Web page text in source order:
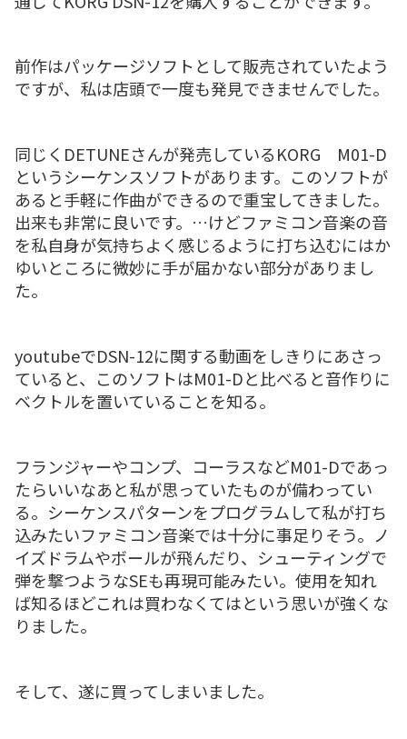
前作はパッケージソフトとして販売されていたよう
ですが、私は店頭で一度も発見できませんでした。
同じくDETUNEさんが発売しているKORG M01-D
というシーケンスソフトがあります。このソフトが
あると手軽に作曲ができるので重宝してきました。
出来も非常に良いです。…けどファミコン音楽の音
を私自身が気持ちよく感じるように打ち込むにはか
ゆいところに微妙に手が届かない部分がありまし
た。
youtubeでDSN-12に関する動画をしきりにあさっ
ていると、このソフトはM01-Dと比べると音作りに
ベクトルを置いていることを知る。
フランジャーやコンプ、コーラスなどM01-Dであっ
たらいいなあと私が思っていたものが備わってい
る。シーケンスパターンをプログラムして私が打ち
込みたいファミコン音楽では十分に事足りそう。ノ
イズドラムやボールが飛んだり、シューティングで
弾を撃つようなSEも再現可能みたい。使用を知れ
ば知るほどこれは買わなくてはという思いが強くな
りました。
そして、遂に買ってしまいました。